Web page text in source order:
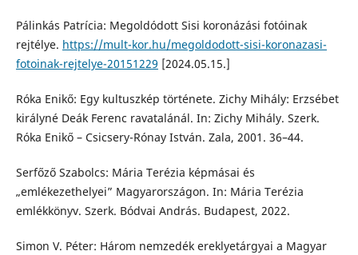
Pálinkás Patrícia: Megoldódott Sisi koronázási fotóinak
rejtélye. https://mult-kor.hu/megoldodott-sisi-koronazasi-
fotoinak-rejtelye-20151229 [2024.05.15.]
Róka Enikő: Egy kultuszkép története. Zichy Mihály: Erzsébet
királyné Deák Ferenc ravatalánál. In: Zichy Mihály. Szerk.
Róka Enikő – Csicsery-Rónay István. Zala, 2001. 36–44.
Serfőző Szabolcs: Mária Terézia képmásai és
„emlékezethelyei” Magyarországon. In: Mária Terézia
emlékkönyv. Szerk. Bódvai András. Budapest, 2022.
Simon V. Péter: Három nemzedék ereklyetárgyai a Magyar